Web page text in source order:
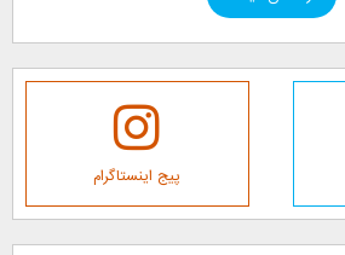
پیج اینستاگرام